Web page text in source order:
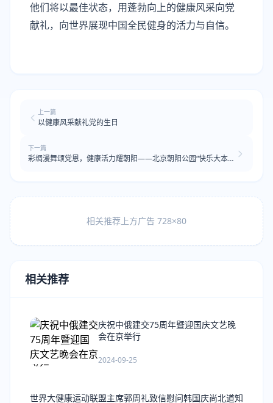
他们将以最佳状态，用蓬勃向上的健康风采向党
献礼，向世界展现中国全民健身的活力与自信。
上一篇
以健康风采献礼党的生日
下一篇
彩绸漫舞颂党恩，健康活力耀朝阳——北京朝阳公园“快乐大本
相关推荐上方广告 728×80
相关推荐
庆祝中俄建交75周年暨迎国庆文艺晚
会在京举行
2024-09-25
世界大健康运动联盟主席郭周礼致信慰问韩国庆尚北道知